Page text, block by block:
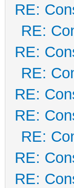
RE:
RE:
RE:
RE:
RE:
RE:
RE:
RE:
RE: